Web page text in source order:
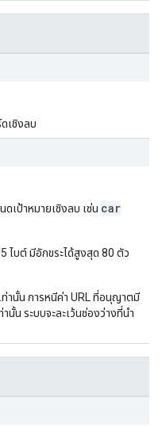
เชิงลบ
เป้าหมายเชิงลบ เช่น car
ไบต์ มีอักขระได้สูงสุด 80 ตัว
ท่านั้น การหนีค่า URL ที่อนุญาตมี
นั้น ระบบจะละเว้นช่องว่างที่นำ